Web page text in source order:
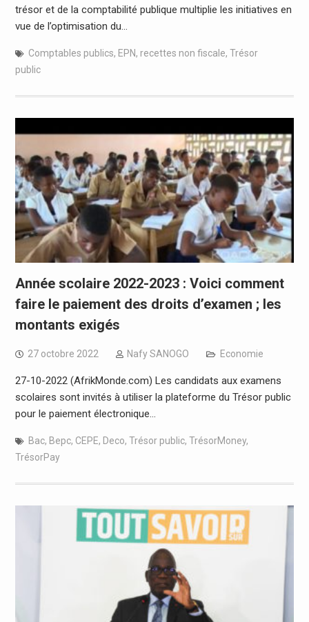
trésor et de la comptabilité publique multiplie les initiatives en
vue de l’optimisation du…
Comptables publics, EPN, recettes non fiscale, Trésor
public
Année scolaire 2022-2023 : Voici comment
faire le paiement des droits d’examen ; les
montants exigés
27 octobre 2022 Nafy SANOGO Economie
27-10-2022 (AfrikMonde.com) Les candidats aux examens
scolaires sont invités à utiliser la plateforme du Trésor public
pour le paiement électronique…
Bac, Bepc, CEPE, Deco, Trésor public, TrésorMoney,
TrésorPay